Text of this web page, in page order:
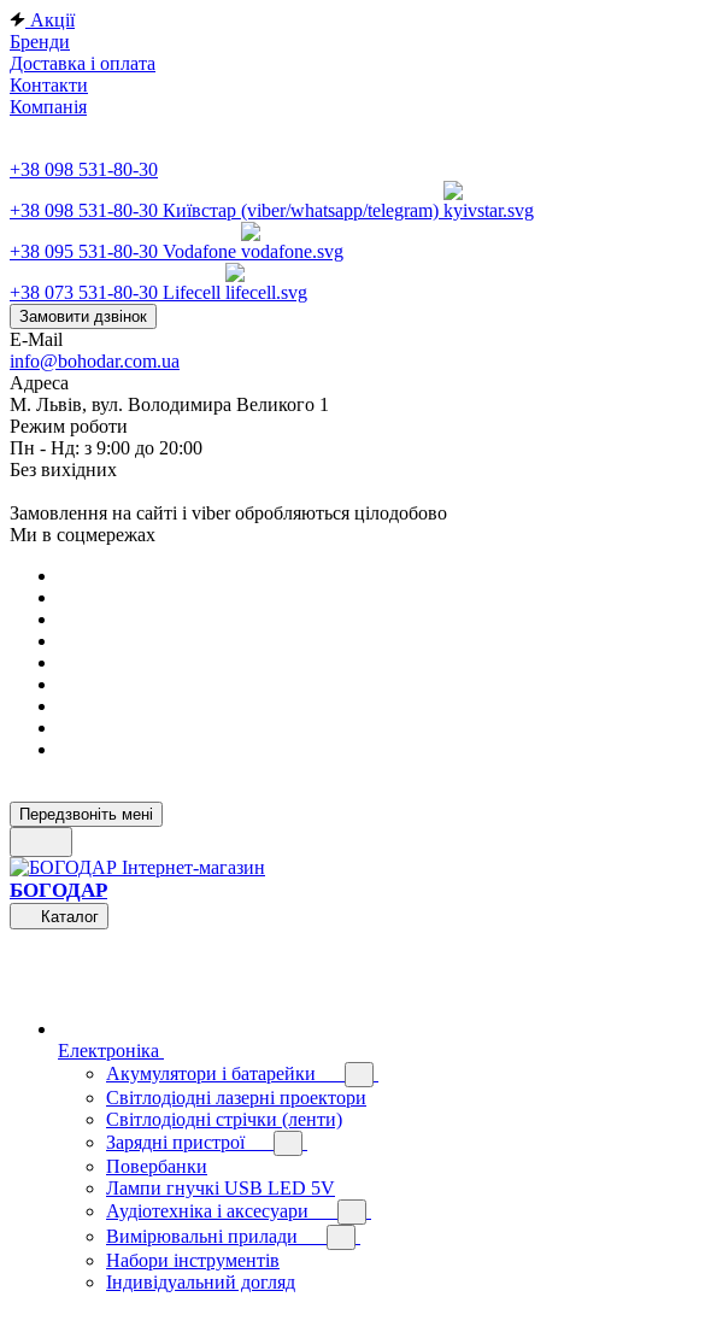
Акції
Бренди
Доставка і оплата
Контакти
Компанія
+38 098 531-80-30
+38 098 531-80-30 Київстар (viber/whatsapp/telegram)
+38 095 531-80-30 Vodafone
+38 073 531-80-30 Lifecell
Замовити дзвінок
E-Mail
info@bohodar.com.ua
Адреса
М. Львів, вул. Володимира Великого 1
Режим роботи
Пн - Нд: з 9:00 до 20:00
Без вихідних
Замовлення на сайті і viber обробляються цілодобово
Ми в соцмережах
Передзвоніть мені
БОГОДАР
Каталог
Електроніка
Акумулятори і батарейки
Світлодіодні лазерні проектори
Світлодіодні стрічки (ленти)
Зарядні пристрої
Повербанки
Лампи гнучкі USB LED 5V
Аудіотехніка і аксесуари
Вимірювальні прилади
Набори інструментів
Індивідуальний догляд